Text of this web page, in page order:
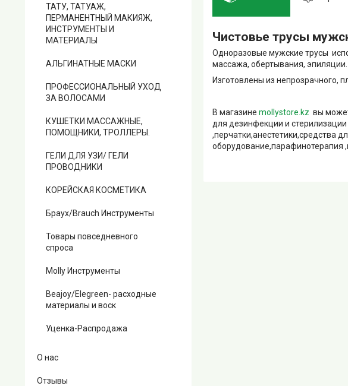
Чистовье трусы
Одноразовые мужские трусы
массажа, обертывания, эпиляции.
Изготовлены из непрозрачного,
В магазине mollystore.kz вы
для дезинфекции и
,перчатки,анестетики,средства
оборудование,парафинотерапия
ТАТУ, ТАТУАЖ,
ПЕРМАНЕНТНЫЙ МАКИЯЖ,
ИНСТРУМЕНТЫ И
МАТЕРИАЛЫ
АЛЬГИНАТНЫЕ МАСКИ
ПРОФЕССИОНАЛЬНЫЙ УХОД
ЗА ВОЛОСАМИ
КУШЕТКИ МАССАЖНЫЕ,
ПОМОЩНИКИ, ТРОЛЛЕРЫ.
ГЕЛИ ДЛЯ УЗИ/ ГЕЛИ
ПРОВОДНИКИ
КОРЕЙСКАЯ КОСМЕТИКА
Браух/Brauch Инструменты
Товары повседневного
спроса
Molly Инструменты
Beajoy/Elegreen- расходные
материалы и воск
Уценка-Распродажа
О нас
Отзывы